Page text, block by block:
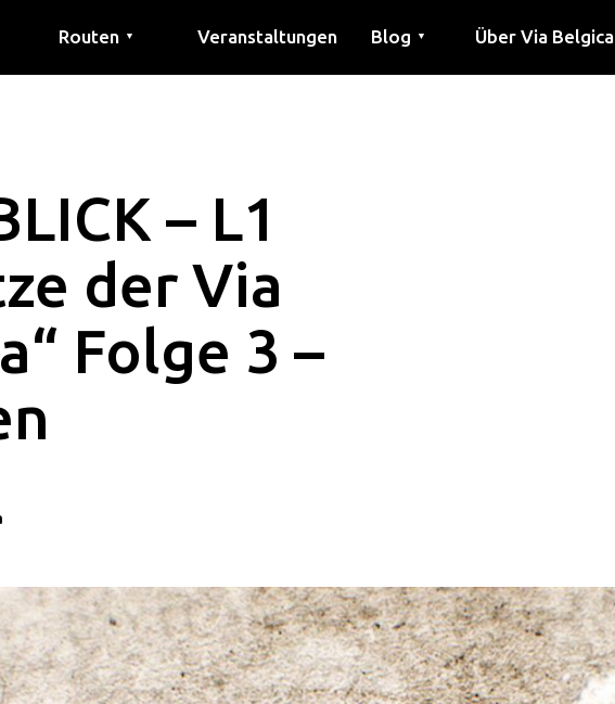
Routen ▼ Veranstaltungen Blog ▼ Über Via Belgica
– L1
der Via
Folge 3 –